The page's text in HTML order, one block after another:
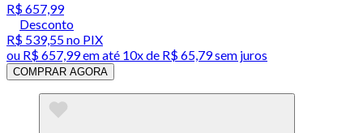
R$ 657,99
Desconto
R$ 539,55no PIX
ou R$ 657,99em até 10x de R$ 65,79 sem juros
COMPRAR AGORA